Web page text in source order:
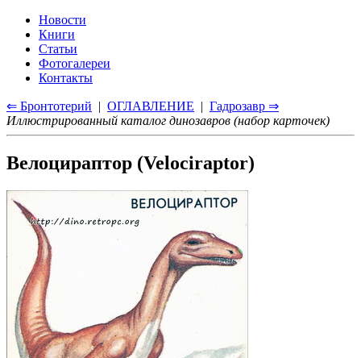
Новости
Книги
Статьи
Фотогалереи
Контакты
⇐ Бронтотерий | ОГЛАВЛЕНИЕ | Гадрозавр ⇒
Иллюстрированный каталог динозавров (набор карточек)
Велоцираптор (Velociraptor)